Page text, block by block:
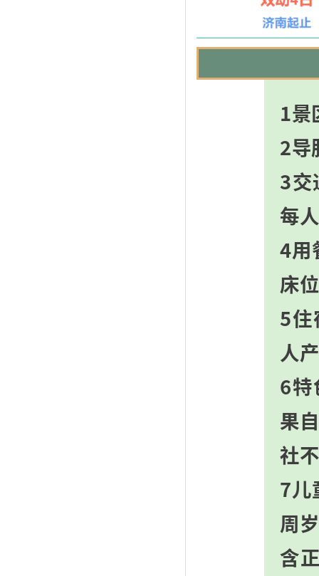
1景
2导
3交
每
4用
床
5住
人
6特
果
社
7儿
周
含